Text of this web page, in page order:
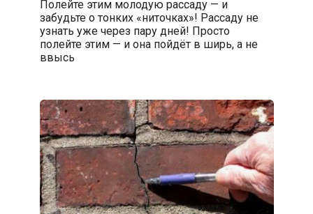
Полейте этим молодую рассаду — и
забудьте о тонких «ниточках»! Рассаду не
узнать уже через пару дней! Просто
полейте этим — и она пойдёт в ширь, а не
ввысь